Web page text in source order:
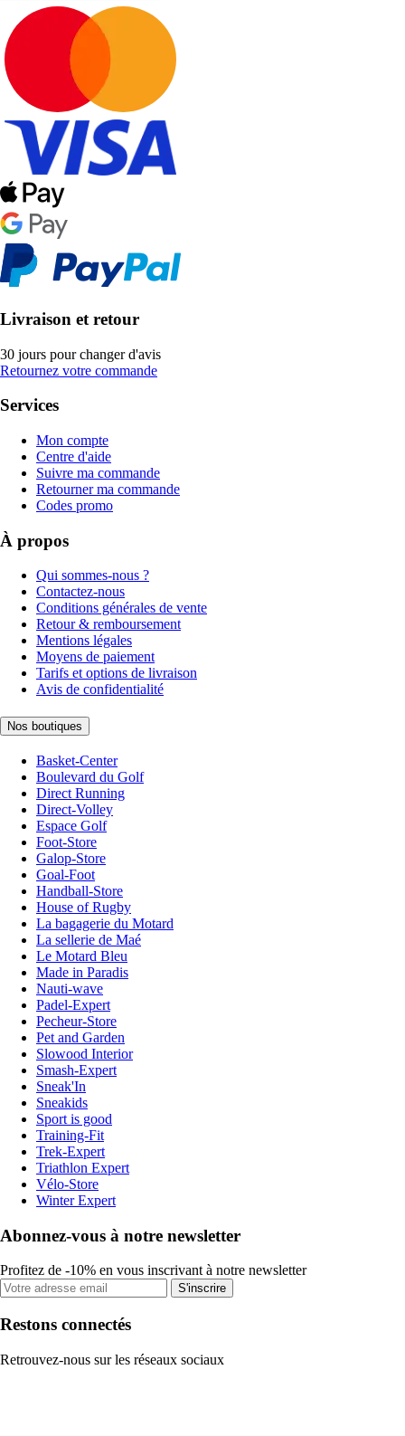
Livraison et retour
30 jours pour changer d'avis
Retournez votre commande
Services
Mon compte
Centre d'aide
Suivre ma commande
Retourner ma commande
Codes promo
À propos
Qui sommes-nous ?
Contactez-nous
Conditions générales de vente
Retour & remboursement
Mentions légales
Moyens de paiement
Tarifs et options de livraison
Avis de confidentialité
Nos boutiques
Basket-Center
Boulevard du Golf
Direct Running
Direct-Volley
Espace Golf
Foot-Store
Galop-Store
Goal-Foot
Handball-Store
House of Rugby
La bagagerie du Motard
La sellerie de Maé
Le Motard Bleu
Made in Paradis
Nauti-wave
Padel-Expert
Pecheur-Store
Pet and Garden
Slowood Interior
Smash-Expert
Sneak'In
Sneakids
Sport is good
Training-Fit
Trek-Expert
Triathlon Expert
Vélo-Store
Winter Expert
Abonnez-vous à notre newsletter
Profitez de -10% en vous inscrivant à notre newsletter
S'inscrire
Restons connectés
Retrouvez-nous sur les réseaux sociaux